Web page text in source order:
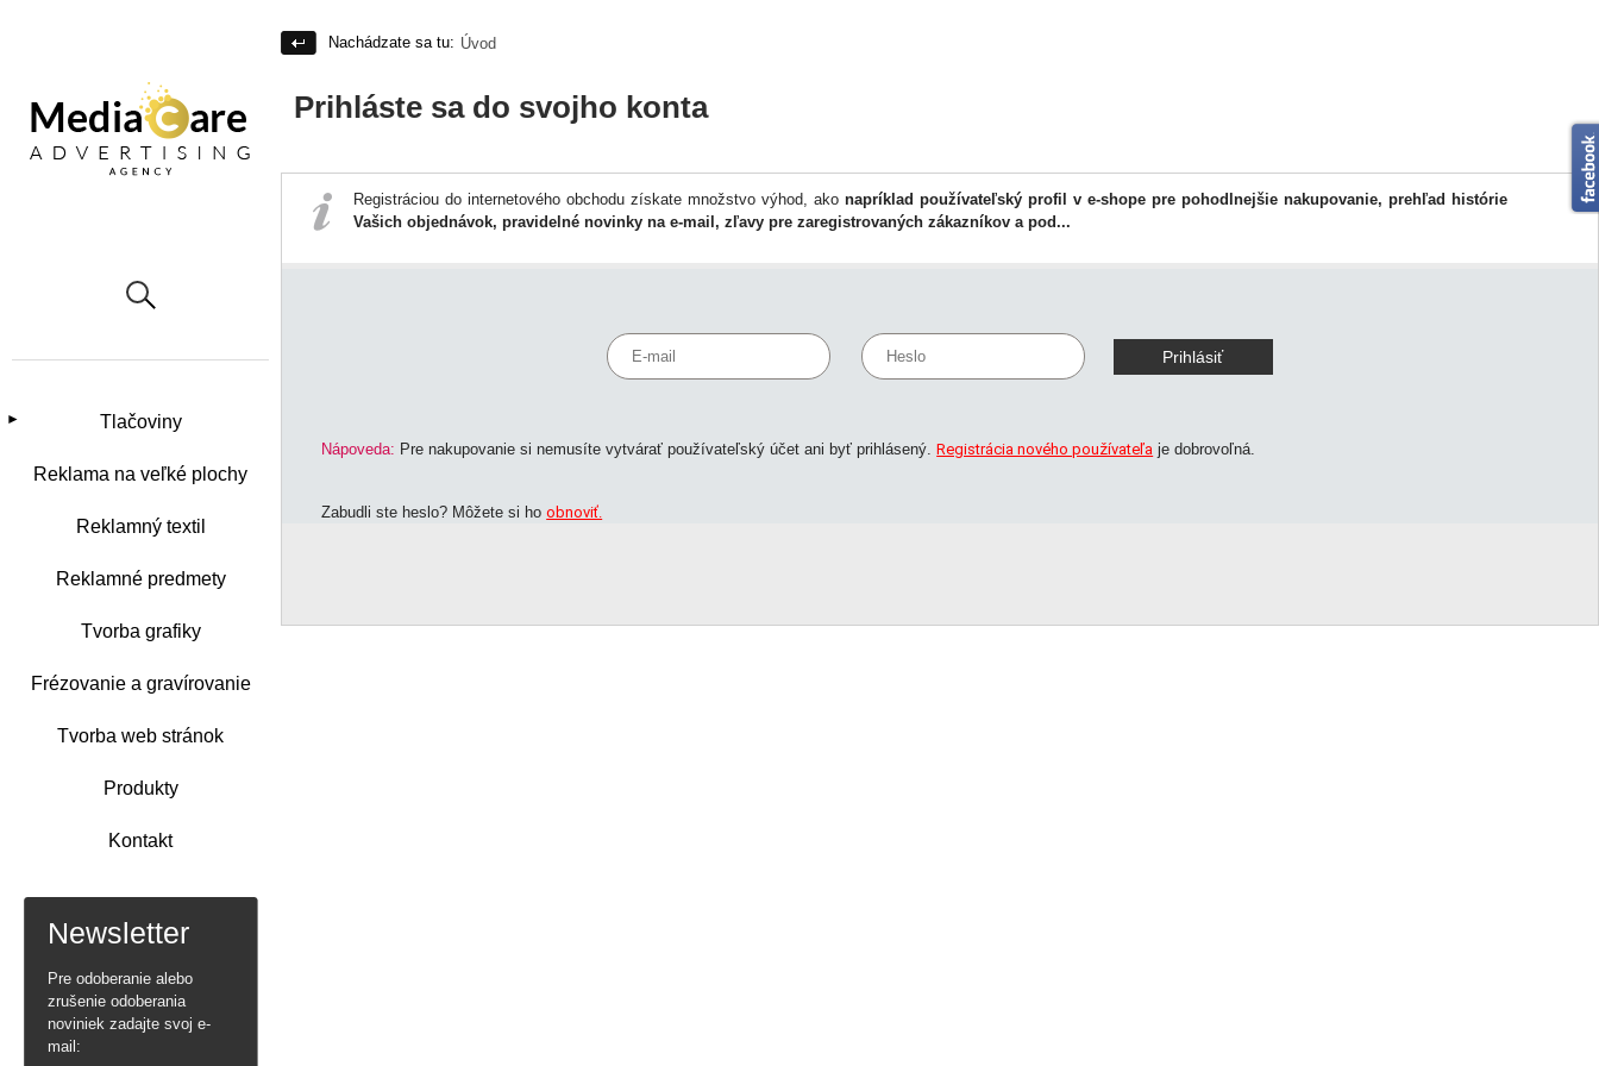
► Tlačoviny
Reklama na veľké plochy
Reklamný textil
Reklamné predmety
Tvorba grafiky
Frézovanie a gravírovanie
Tvorba web stránok
Produkty
Kontakt
Newsletter
Pre odoberanie alebo
zrušenie odoberania
noviniek zadajte svoj e-
mail:
Nachádzate sa tu: Úvod
Prihláste sa do svojho konta
Registráciou do internetového obchodu získate množstvo výhod, akonapríklad používateľský profil v e-shope pre pohodlnejšie nakupovanie, prehľad histórie
Vašich objednávok, pravidelné novinky na e-mail, zľavy pre zaregistrovaných zákazníkov a pod...
E-
mail
Heslo
Nápoveda: Pre nakupovanie si nemusíte vytvárať používateľský účet ani byť prihlásený.Registrácia nového používateľa je dobrovoľná.
Zabudli ste heslo? Môžete si hoobnoviť.